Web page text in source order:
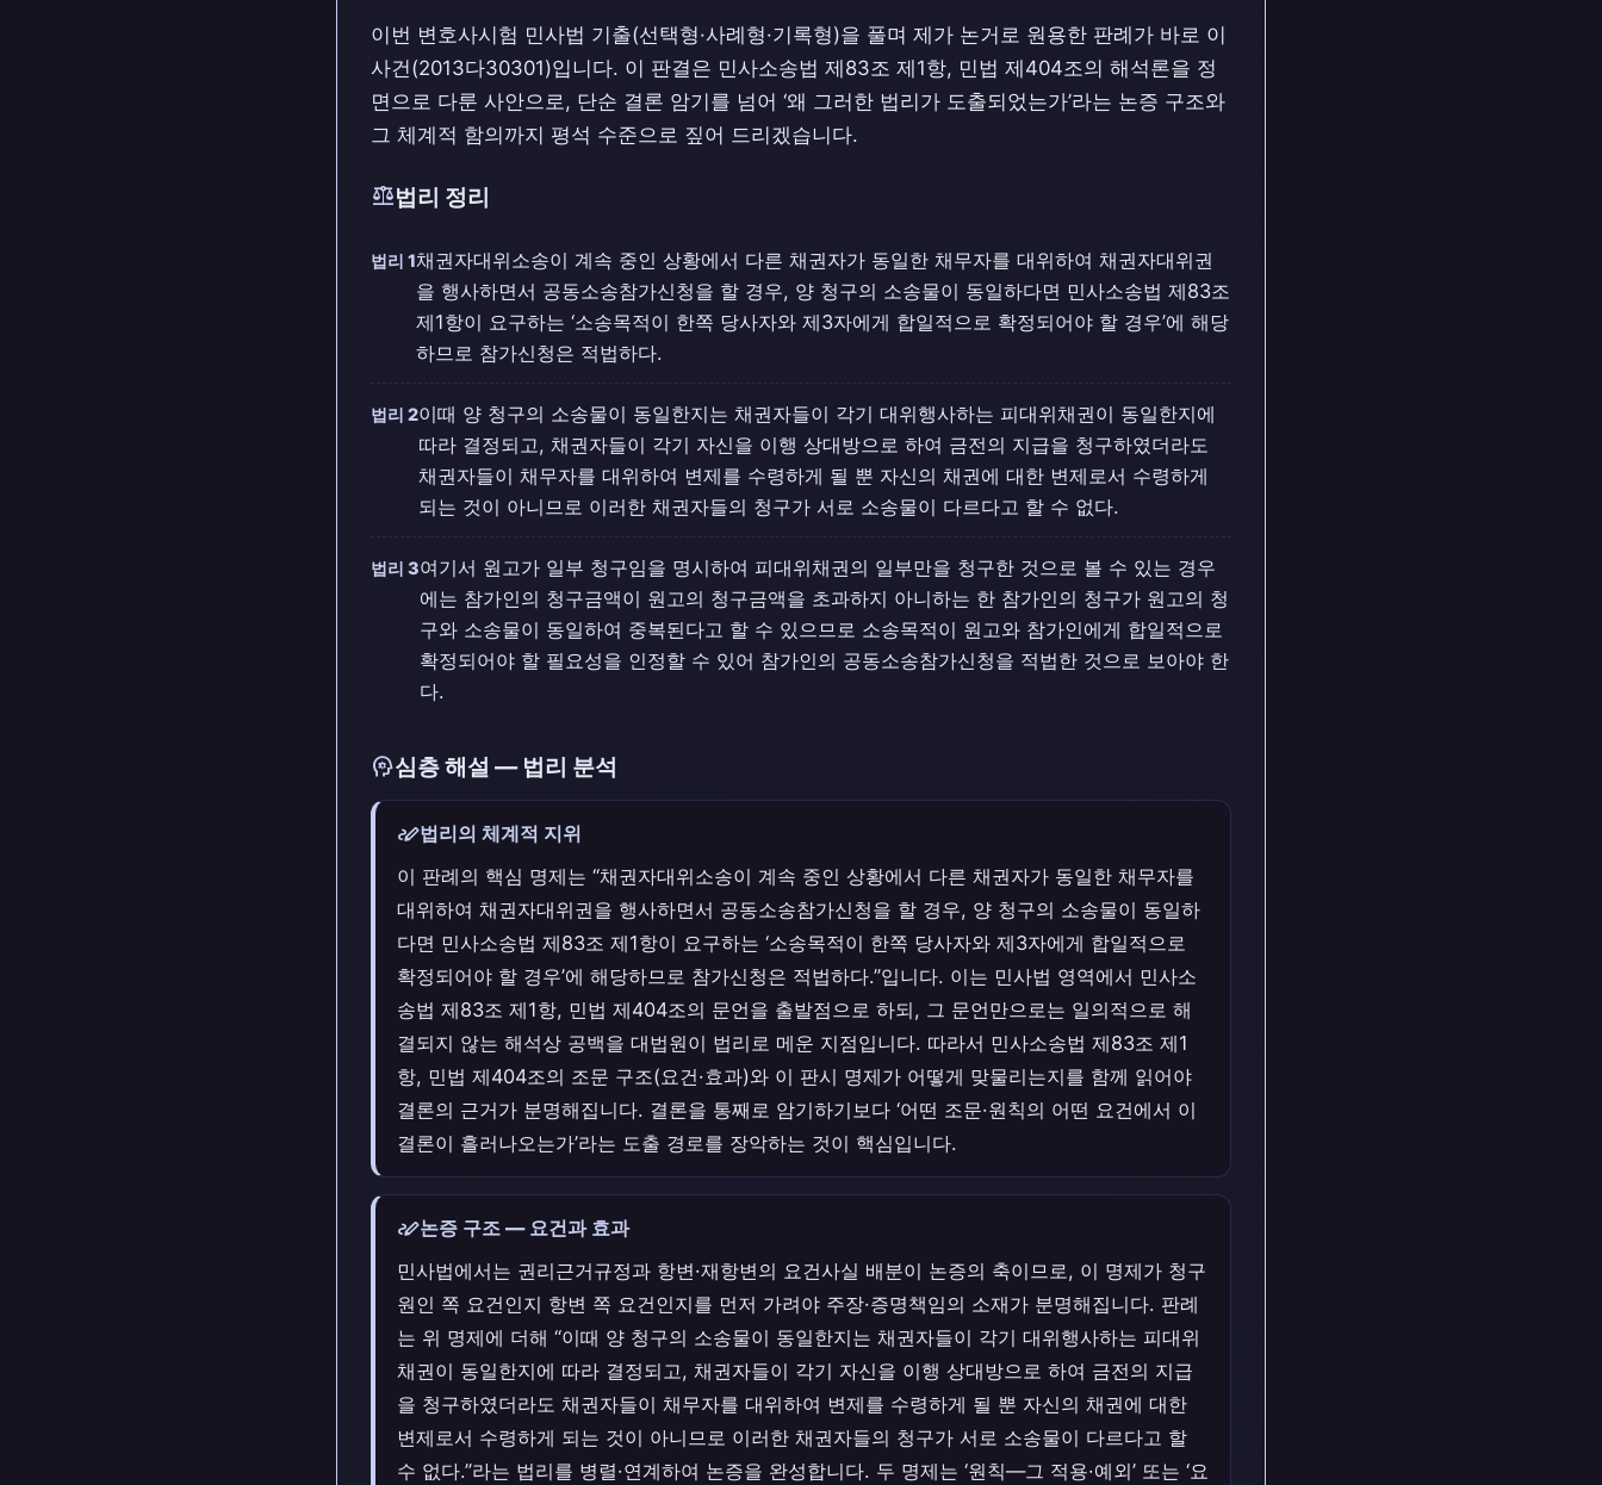
이번 변호사시험 민사법 기출(선택형·사례형·기록형)을 풀며 제가 논거로 원용한 판례가 바로 이
사건(2013다30301)입니다. 이 판결은 민사소송법 제83조 제1항, 민법 제404조의 해석론을 정
면으로 다룬 사안으로, 단순 결론 암기를 넘어 ‘왜 그러한 법리가 도출되었는가’라는 논증 구조와
그 체계적 함의까지 평석 수준으로 짚어 드리겠습니다.
balance법리 정리
법리 1채권자대위소송이 계속 중인 상황에서 다른 채권자가 동일한 채무자를 대위하여 채권자대위권
을 행사하면서 공동소송참가신청을 할 경우, 양 청구의 소송물이 동일하다면 민사소송법 제83조
제1항이 요구하는 ‘소송목적이 한쪽 당사자와 제3자에게 합일적으로 확정되어야 할 경우’에 해당
하므로 참가신청은 적법하다.
법리 2이때 양 청구의 소송물이 동일한지는 채권자들이 각기 대위행사하는 피대위채권이 동일한지에
따라 결정되고, 채권자들이 각기 자신을 이행 상대방으로 하여 금전의 지급을 청구하였더라도
채권자들이 채무자를 대위하여 변제를 수령하게 될 뿐 자신의 채권에 대한 변제로서 수령하게
되는 것이 아니므로 이러한 채권자들의 청구가 서로 소송물이 다르다고 할 수 없다.
법리 3여기서 원고가 일부 청구임을 명시하여 피대위채권의 일부만을 청구한 것으로 볼 수 있는 경우
에는 참가인의 청구금액이 원고의 청구금액을 초과하지 아니하는 한 참가인의 청구가 원고의 청
구와 소송물이 동일하여 중복된다고 할 수 있으므로 소송목적이 원고와 참가인에게 합일적으로
확정되어야 할 필요성을 인정할 수 있어 참가인의 공동소송참가신청을 적법한 것으로 보아야 한
다.
psychology심층 해설 — 법리 분석
stylus_note법리의 체계적 지위
이 판례의 핵심 명제는 “채권자대위소송이 계속 중인 상황에서 다른 채권자가 동일한 채무자를
대위하여 채권자대위권을 행사하면서 공동소송참가신청을 할 경우, 양 청구의 소송물이 동일하
다면 민사소송법 제83조 제1항이 요구하는 ‘소송목적이 한쪽 당사자와 제3자에게 합일적으로
확정되어야 할 경우’에 해당하므로 참가신청은 적법하다.”입니다. 이는 민사법 영역에서 민사소
송법 제83조 제1항, 민법 제404조의 문언을 출발점으로 하되, 그 문언만으로는 일의적으로 해
결되지 않는 해석상 공백을 대법원이 법리로 메운 지점입니다. 따라서 민사소송법 제83조 제1
항, 민법 제404조의 조문 구조(요건·효과)와 이 판시 명제가 어떻게 맞물리는지를 함께 읽어야
결론의 근거가 분명해집니다. 결론을 통째로 암기하기보다 ‘어떤 조문·원칙의 어떤 요건에서 이
결론이 흘러나오는가’라는 도출 경로를 장악하는 것이 핵심입니다.
stylus_note논증 구조 — 요건과 효과
민사법에서는 권리근거규정과 항변·재항변의 요건사실 배분이 논증의 축이므로, 이 명제가 청구
원인 쪽 요건인지 항변 쪽 요건인지를 먼저 가려야 주장·증명책임의 소재가 분명해집니다. 판례
는 위 명제에 더해 “이때 양 청구의 소송물이 동일한지는 채권자들이 각기 대위행사하는 피대위
채권이 동일한지에 따라 결정되고, 채권자들이 각기 자신을 이행 상대방으로 하여 금전의 지급
을 청구하였더라도 채권자들이 채무자를 대위하여 변제를 수령하게 될 뿐 자신의 채권에 대한
변제로서 수령하게 되는 것이 아니므로 이러한 채권자들의 청구가 서로 소송물이 다르다고 할
수 없다.”라는 법리를 병렬·연계하여 논증을 완성합니다. 두 명제는 ‘원칙—그 적용·예외’ 또는 ‘요